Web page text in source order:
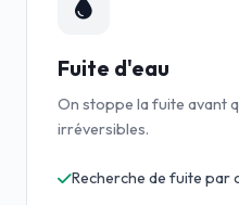
Fuite d'eau
On stoppe la fuite avant
irréversibles.
Recherche de fuite par